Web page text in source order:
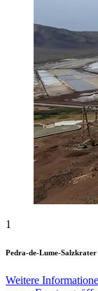
1
Pedra-de-Lume-Salzkrater
Weitere